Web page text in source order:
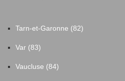
Tarn-et-Garonne (82)
Var (83)
Vaucluse (84)